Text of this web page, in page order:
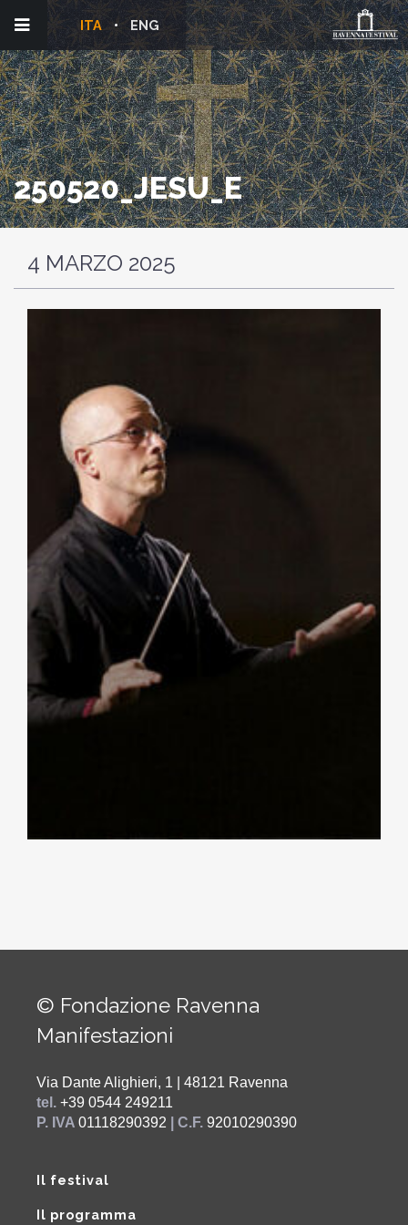
ENG
ITA
250520_JESU_E
4 MARZO 2025
© Fondazione Ravenna
Manifestazioni
Via Dante Alighieri, 1 | 48121 Ravenna
tel. +39 0544 249211
P. IVA 01118290392 | C.F. 92010290390
Il festival
Il programma